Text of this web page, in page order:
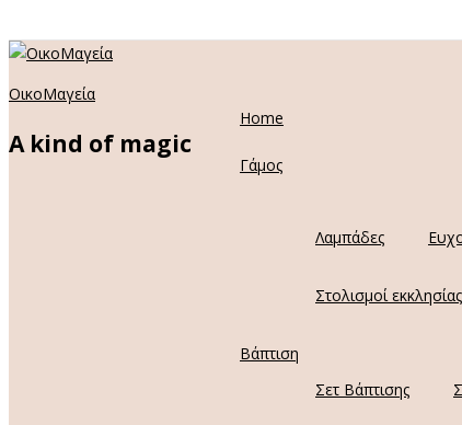
ΟικοΜαγεία
A kind of magic
Home
Γάμος
Λαμπάδες
Στολισμοί εκκλησίας
Βάπτιση
Σετ Βάπτισης